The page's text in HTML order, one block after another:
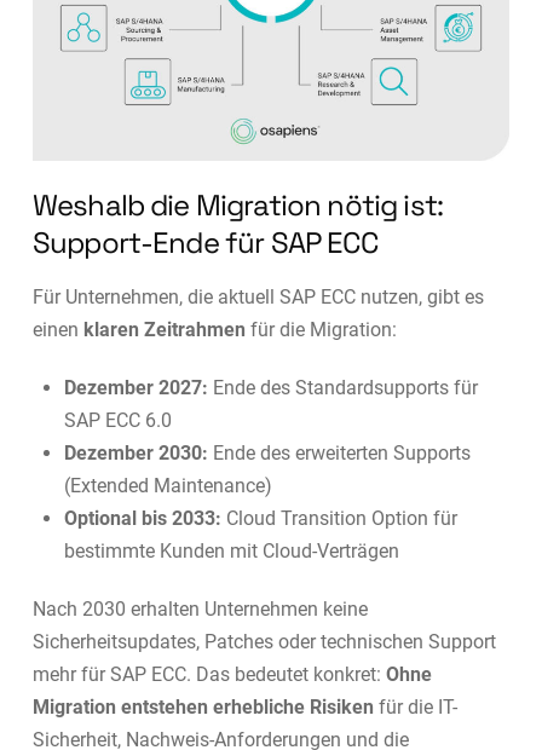
Weshalb die Migration nötig ist:
Support-Ende für SAP ECC
Für Unternehmen, die aktuell SAP ECC nutzen, gibt es
einen klaren Zeitrahmen für die Migration:
Dezember 2027: Ende des Standardsupports für
SAP ECC 6.0
Dezember 2030: Ende des erweiterten Supports
(Extended Maintenance)
Optional bis 2033: Cloud Transition Option für
bestimmte Kunden mit Cloud-Verträgen
Nach 2030 erhalten Unternehmen keine
Sicherheitsupdates, Patches oder technischen Support
mehr für SAP ECC. Das bedeutet konkret: Ohne
Migration entstehen erhebliche Risiken für die IT-
Sicherheit, Nachweis-Anforderungen und die